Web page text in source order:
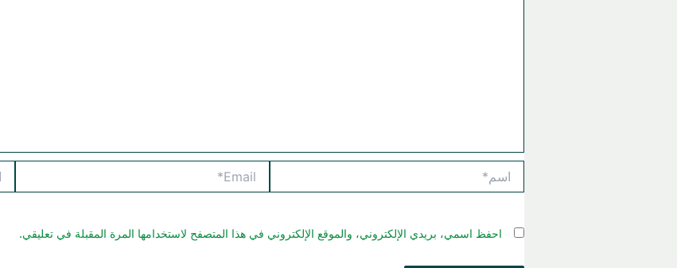
احفظ اسمي، بريدي الإلكتروني، والموقع الإلكتروني في هذا المتصفح لاستخدامها المرة المقبلة في تعليقي.